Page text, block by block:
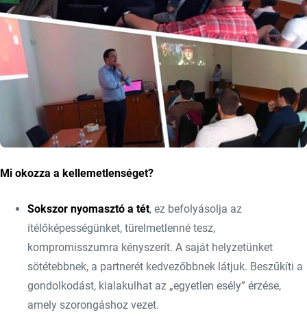
Mi okozza a kellemetlenséget?
Sokszor nyomasztó a tét, ez befolyásolja az
ítélőképességünket, türelmetlenné tesz,
kompromisszumra kényszerít. A saját helyzetünket
sötétebbnek, a partnerét kedvezőbbnek látjuk. Beszűkíti a
gondolkodást, kialakulhat az „egyetlen esély” érzése,
amely szorongáshoz vezet.